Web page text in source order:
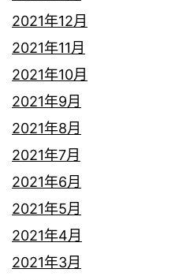
2021年12月
2021年11月
2021年10月
2021年9月
2021年8月
2021年7月
2021年6月
2021年5月
2021年4月
2021年3月